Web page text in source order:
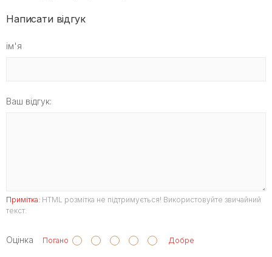
Написати відгук
ім'я
Ваш відгук:
Примітка: HTML розмітка не підтримується! Використовуйте звичайний
текст.
Оцінка Погано Добре